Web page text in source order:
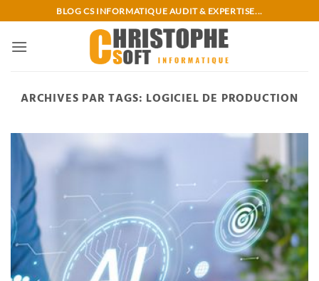
au
contenu
BLOG CS INFORMATIQUE AUDIT & EXPERTISE...
ARCHIVES PAR TAGS: LOGICIEL DE PRODUCTION